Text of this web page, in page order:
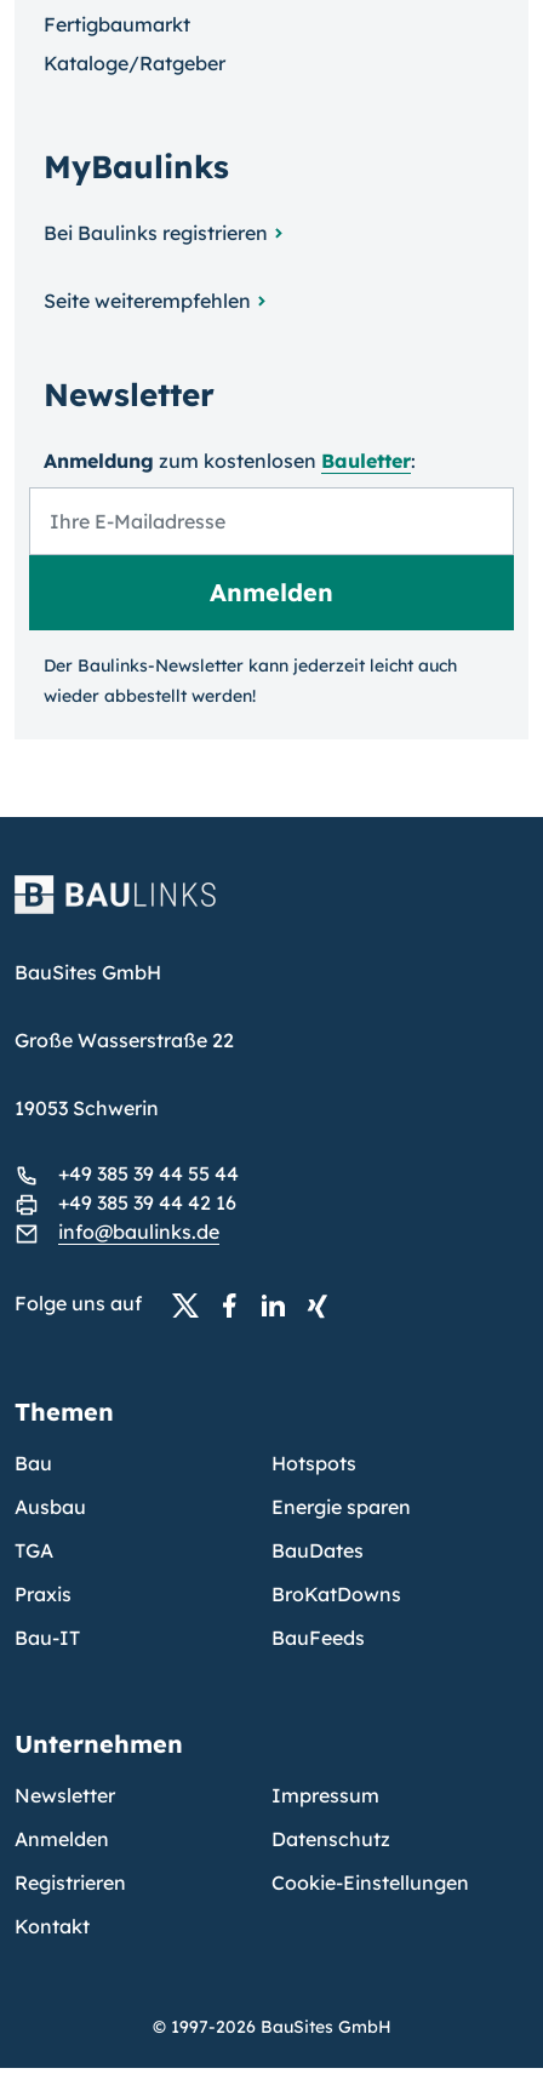
Fertigbaumarkt
Kataloge/Ratgeber
MyBaulinks
Bei Baulinks registrieren
Seite weiterempfehlen
Newsletter
Anmeldung zum kosten­losen Bauletter:
Der Baulinks-Newsletter kann jeder­zeit leicht auch
wieder ab­bestellt werden!
BauSites GmbH
Große Wasserstraße 22
19053 Schwerin
+49 385 39 44 55 44
+49 385 39 44 42 16
info@baulinks.de
Folge uns auf
Themen
Bau
Ausbau
TGA
Praxis
Bau-IT
Hotspots
Energie sparen
BauDates
BroKatDowns
BauFeeds
Unternehmen
Newsletter
Anmelden
Registrieren
Kontakt
Impressum
Datenschutz
Cookie-Einstellungen
© 1997-2026 BauSites GmbH